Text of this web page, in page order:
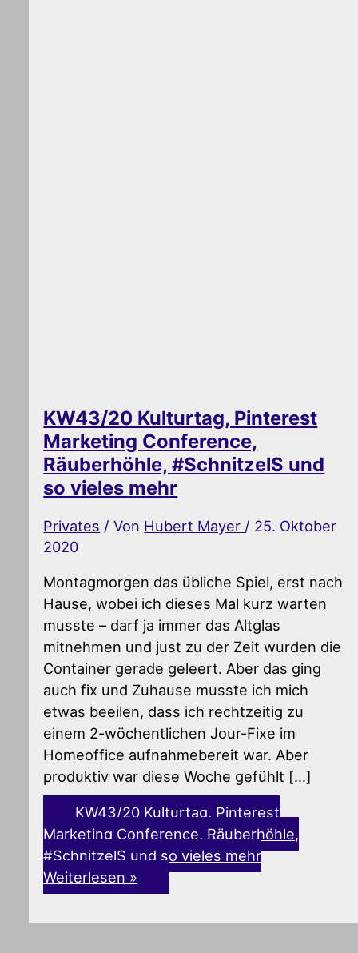
KW43/20 Kulturtag, Pinterest
Marketing Conference,
Räuberhöhle, #SchnitzelS und
so vieles mehr
Privates / Von Hubert Mayer / 25. Oktober
2020
Montagmorgen das übliche Spiel, erst nach
Hause, wobei ich dieses Mal kurz warten
musste – darf ja immer das Altglas
mitnehmen und just zu der Zeit wurden die
Container gerade geleert. Aber das ging
auch fix und Zuhause musste ich mich
etwas beeilen, dass ich rechtzeitig zu
einem 2-wöchentlichen Jour-Fixe im
Homeoffice aufnahmebereit war. Aber
produktiv war diese Woche gefühlt […]
KW43/20 Kulturtag, Pinterest
Marketing Conference, Räuberhöhle,
#SchnitzelS und so vieles mehr
Weiterlesen »